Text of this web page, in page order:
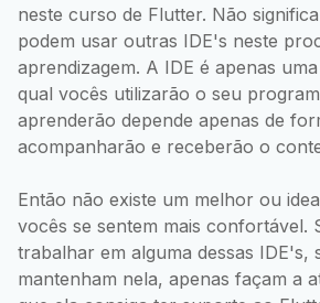
neste curso de Flutter. Não
podem usar outras IDE's neste
aprendizagem. A IDE é apenas
qual vocês utilizarão o seu
aprenderão depende apenas de
acompanharão e receberão o
Então não existe um melhor ou
vocês se sentem mais confortável.
trabalhar em alguma dessas IDE's,
mantenham nela, apenas façam a